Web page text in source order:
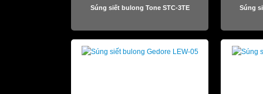
Súng siết bulong Tone STC-3TE Súng